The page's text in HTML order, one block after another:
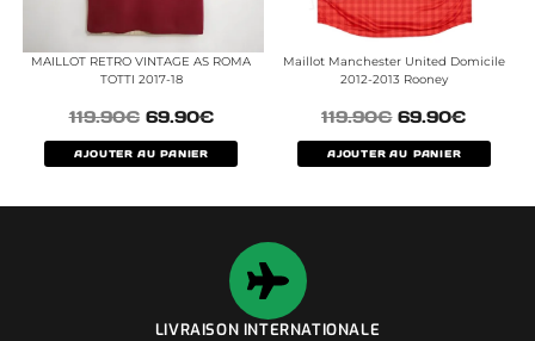
MAILLOT RETRO VINTAGE AS ROMA
TOTTI 2017-18
119.90€ 69.90€
AJOUTER AU PANIER
Maillot Manchester United Domicile
2012-2013 Rooney
119.90€ 69.90€
AJOUTER AU PANIER
LIVRAISON INTERNATIONALE